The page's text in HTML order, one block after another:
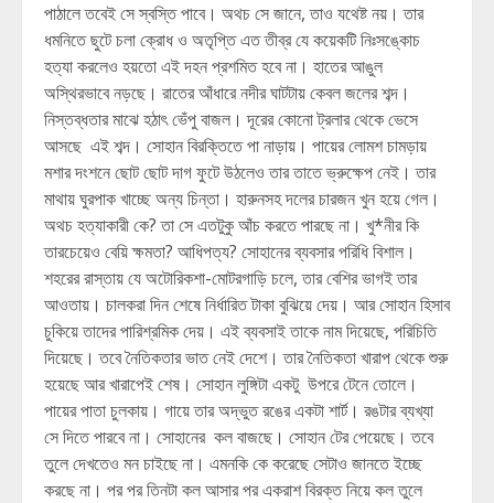
পাঠালে তবেই সে স্বস্তি পাবে। অথচ সে জানে, তাও যথেষ্ট নয়। তার
ধমনিতে ছুটে চলা ক্রোধ ও অতৃপ্তি এত তীব্র যে কয়েকটি নিঃসঙ্কোচ
হত্যা করলেও হয়তো এই দহন প্রশমিত হবে না। হাতের আঙুল
অস্থিরভাবে নড়ছে। রাতের আঁধারে নদীর ঘাটটায় কেবল জলের শব্দ।
নিস্তব্ধতার মাঝে হঠাৎ ভেঁপু বাজল। দূরের কোনো ট্রলার থেকে ভেসে
আসছে এই শব্দ। সোহান বিরক্তিতে পা নাড়ায়। পায়ের লোমশ চামড়ায়
মশার দংশনে ছোট ছোট দাগ ফুটে উঠলেও তার তাতে ভ্রুক্ষেপ নেই। তার
মাথায় ঘুরপাক খাচ্ছে অন্য চিন্তা। হারুনসহ দলের চারজন খুন হয়ে গেল।
অথচ হত্যাকারী কে? তা সে এতটুকু আঁচ করতে পারছে না। খু*নীর কি
তারচেয়েও বেয়ি ক্ষমতা? আধিপত্য? সোহানের ব্যবসার পরিধি বিশাল।
শহরের রাস্তায় যে অটোরিকশা-মোটরগাড়ি চলে, তার বেশির ভাগই তার
আওতায়। চালকরা দিন শেষে নির্ধারিত টাকা বুঝিয়ে দেয়। আর সোহান হিসাব
চুকিয়ে তাদের পারিশ্রমিক দেয়। এই ব্যবসাই তাকে নাম দিয়েছে, পরিচিতি
দিয়েছে। তবে নৈতিকতার ভাত নেই দেশে। তার নৈতিকতা খারাপ থেকে শুরু
হয়েছে আর খারাপেই শেষ। সোহান লুঙ্গিটা একটু উপরে টেনে তোলে।
পায়ের পাতা চুলকায়। গায়ে তার অদ্ভুত রঙের একটা শার্ট। রঙটার ব্যখ্যা
সে দিতে পারবে না। সোহানের কল বাজছে। সোহান টের পেয়েছে। তবে
তুলে দেখতেও মন চাইছে না। এমনকি কে করেছে সেটাও জানতে ইচ্ছে
করছে না। পর পর তিনটা কল আসার পর একরাশ বিরক্ত নিয়ে কল তুলে